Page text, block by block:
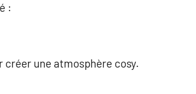
:
une atmosphère cosy.